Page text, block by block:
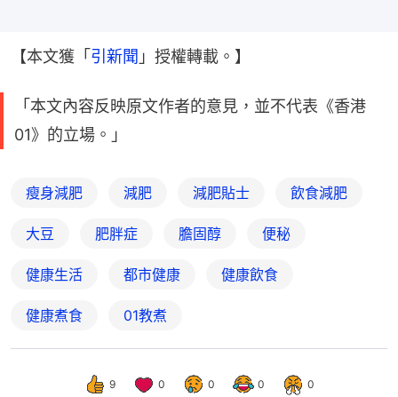
【本文獲「 引新聞 」授權轉載。】
「本文內容反映原文作者的意見，並不代表《香港
01》的立場。」
瘦身減肥 減肥 減肥貼士 飲食減肥
大豆 肥胖症 膽固醇 便秘
健康生活 都市健康 健康飲食
健康煮食 01教煮
9 0 0 0 0